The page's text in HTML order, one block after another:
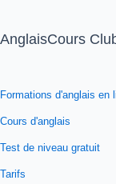
AnglaisCours
Formations d'anglais en
Cours d'anglais
Test de niveau gratuit
Tarifs